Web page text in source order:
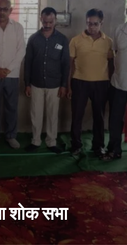
शोक सभा